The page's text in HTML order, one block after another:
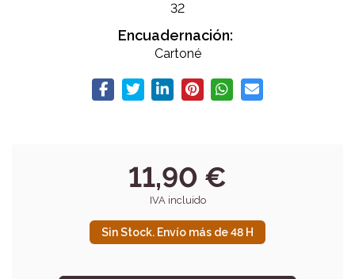
32
Encuadernación:
Cartoné
11,90 €
IVA incluido
Sin Stock. Envío más de 48 H